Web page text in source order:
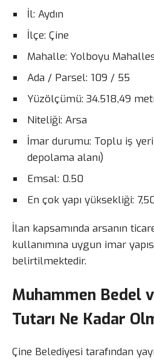
İl: Aydın
İlçe: Çine
Mahalle: Yolboyu
Ada / Parsel: 109 / 55
Yüzölçümü: 34.518,49
Niteliği: Arsa
İmar durumu: Toplu iş
depolama alanı)
Emsal: 0.50
En çok yapı yüksekliği:
İlan kapsamında arsanın
kullanımına uygun imar
belirtilmektedir.
Muhammen Bedel
Tutarı Ne Kadar
Çine Belediyesi tarafından